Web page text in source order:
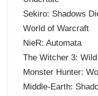
Sekiro: Shadows
World of Warcraft
NieR: Automata
The Witcher 3:
Monster Hunter:
Middle-Earth: